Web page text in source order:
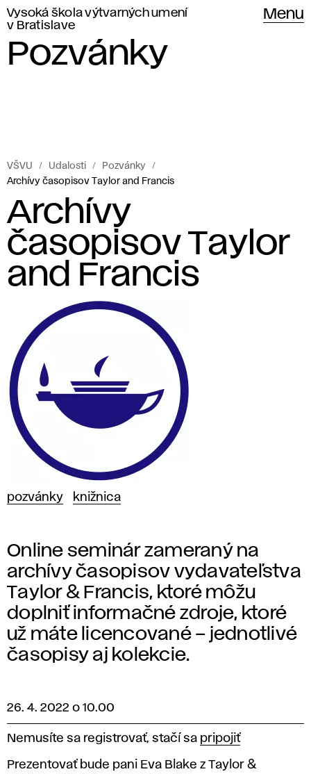
Vysoká škola výtvarných umení
v Bratislave
Menu
Pozvánky
VŠVU Udalosti
Pozvánky
Archívy časopisov Taylor and Francis
Archívy
časopisov Taylor
and Francis
pozvánky knižnica
Online seminár zameraný na
archívy časopisov vydavateľstva
Taylor & Francis, ktoré môžu
doplniť informačné zdroje, ktoré
už máte licencované – jednotlivé
časopisy aj kolekcie.
26. 4. 2022 o 10.00
Nemusíte sa registrovať, stačí sa pripojiť
Prezentovať bude pani Eva Blake z Taylor &